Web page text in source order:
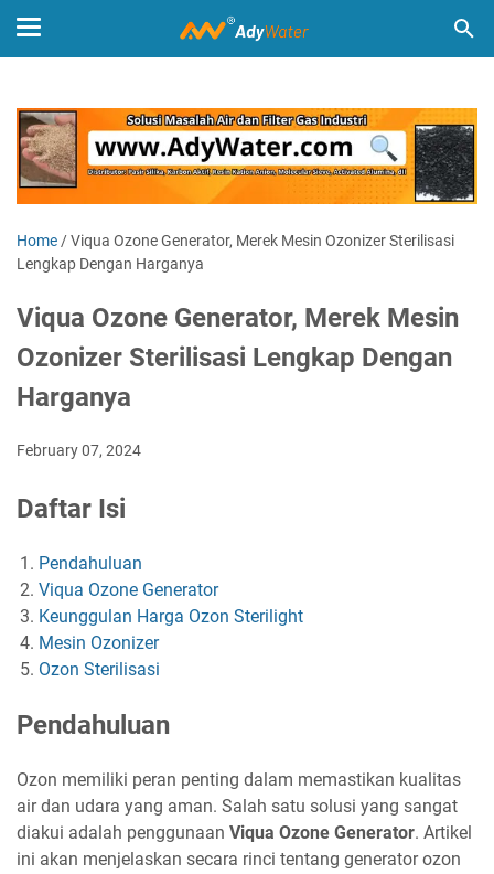
Home /Viqua Ozone Generator, Merek Mesin Ozonizer Sterilisasi
Lengkap Dengan Harganya
Viqua Ozone Generator, Merek Mesin
Ozonizer Sterilisasi Lengkap Dengan
Harganya
February 07, 2024
Daftar Isi
Pendahuluan
Viqua Ozone Generator
Keunggulan Harga Ozon Sterilight
Mesin Ozonizer
Ozon Sterilisasi
Pendahuluan
Ozon memiliki peran penting dalam memastikan kualitas
air dan udara yang aman. Salah satu solusi yang sangat
diakui adalah penggunaan Viqua Ozone Generator. Artikel
ini akan menjelaskan secara rinci tentang generator ozon